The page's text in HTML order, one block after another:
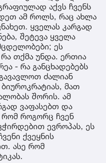
აქვს ჩვენს
ამ როლს, რაც ახლა
ყველას კარგად
შეტევა ყველა
ეს
თქმა უნდა. ერთია
- რა განცხადებებს
ძალიან
მათ
შორის. ამ
ვაფასებთ და
როგორც ჩვენ
ევროპას, ეს
ქვეყნის
ასე რომ